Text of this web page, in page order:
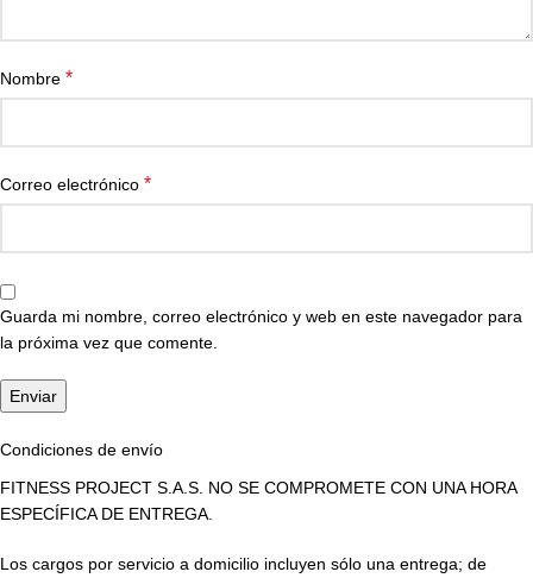
Nombre *
Correo electrónico *
Guarda mi nombre, correo electrónico y web en este navegador para
la próxima vez que comente.
Condiciones de envío
FITNESS PROJECT S.A.S. NO SE COMPROMETE CON UNA HORA
ESPECÍFICA DE ENTREGA.
Los cargos por servicio a domicilio incluyen sólo una entrega; de